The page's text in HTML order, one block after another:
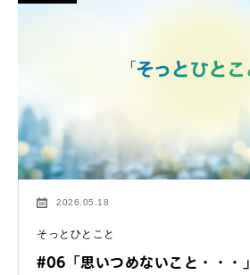
2026.05.18
そっとひとこと
#06「思いつめないこと・・・」